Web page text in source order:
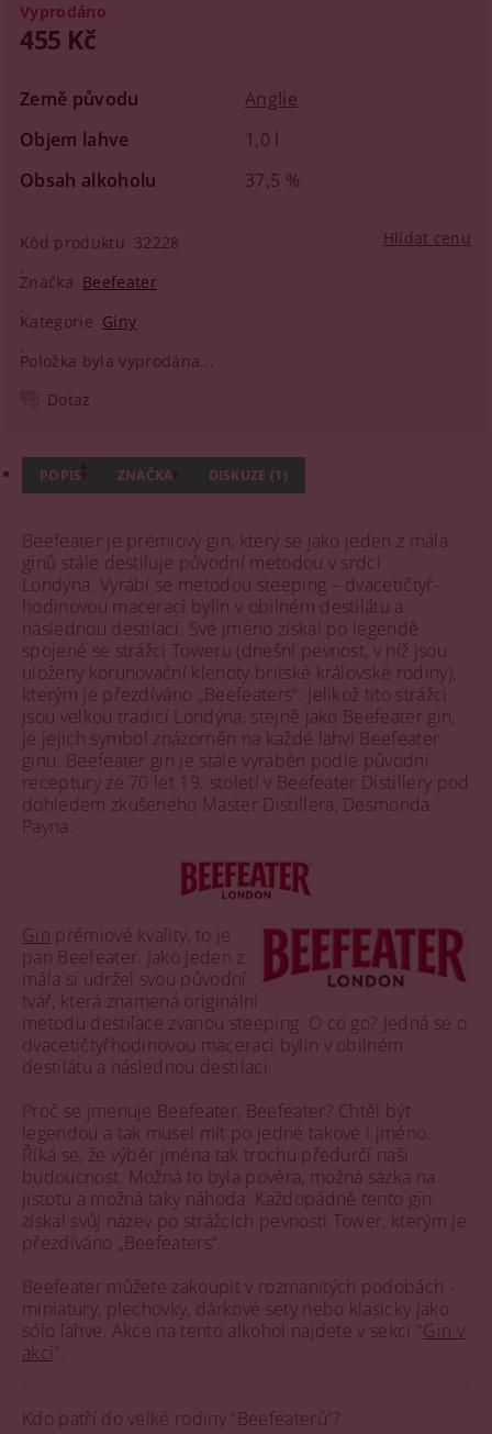
Vyprodáno
455 Kč
Země původu
Anglie
Objem lahve
1,0 l
Obsah alkoholu
37,5 %
Kód produktu 32228
Značka Beefeater
Kategorie Giny
Položka byla vyprodána...
Hlídat cenu
Dotaz
POPIS ZNAČKA DISKUZE (1)
Beefeater je prémiový gin, který se jako jeden z mála
ginů stále destiluje původní metodou v srdci
Londýna. Vyrábí se metodou steeping – dvacetičtyř­
hodinovou macerací bylin v obilném destilátu a
následnou destilací. Své jméno získal po legendě
spojené se strážci Toweru (dnešní pevnost, v níž jsou
uloženy korunovační klenoty britské královské rodiny),
kterým je přezdíváno „Beefeaters“. Jelikož tito strážci
jsou velkou tradicí Londýna, stejně jako Beefeater gin,
je jejich symbol znázorněn na každé lahvi Beefeater
ginu. Beefeater gin je stále vyráběn podle původní
receptury ze 70 let 19. století v Beefeater Distillery pod
dohledem zkušeného Master Distillera, Desmonda
Payna.
Gin prémiové kvality, to je
pan Beefeater. Jako jeden z
mála si udržel svou původní
tvář, která znamená originální
metodu destilace zvanou steeping. O co go? Jedná se o
dvacetičtyřhodinovou maceraci bylin v obilném
destilátu a následnou destilaci.
Proč se jmenuje Beefeater, Beefeater? Chtěl být
legendou a tak musel mít po jedné takové i jméno.
Říká se, že výběr jména tak trochu předurčí naši
budoucnost. Možná to byla pověra, možná sázka na
jistotu a možná taky náhoda. Každopádně tento gin
získal svůj název po strážcích pevnosti Tower, kterým je
přezdíváno „Beefeaters“.
Beefeater můžete zakoupit v rozmanitých podobách -
miniatury, plechovky, dárkové sety nebo klasicky jako
sólo lahve. Akce na tento alkohol najdete v sekci " Gin v
akci".
Kdo patří do velké rodiny “Beefeaterů”?